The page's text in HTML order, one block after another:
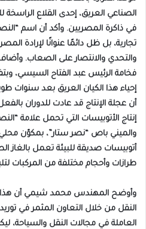
الصناعي العريق، إحدى القلاع
في ذاكرة المصريين. وأكد أن اسم
تجارية، بل ظل دائمًا عنوانًا لإرادة
والتحدي والانتصار على الصعاب.
فخامة الرئيس عبد الفتاح السيسي،
إحياء هذا الكيان العريق بعد سنوات
أن عجلة الإنتاج قد عادت للدوران
إنتاج الأتوبيسات التي تحمل علامة
والميني باص “نصر ستار”، بمكوّن
أتوبيسات صديقة للبيئة تعمل بالغاز
طرازات وأحجام مختلفة من المركبات
وأوضح المهندس محمد شيمي أن هذا
النقل من خلال التعاون المثمر في
العاملة في مجالات النقل والسياحة،